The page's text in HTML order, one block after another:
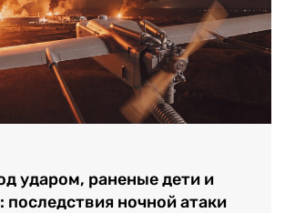
ударом, раненые дети и
последствия ночной атаки